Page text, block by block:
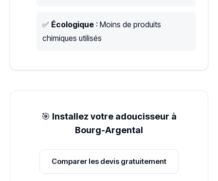
✅ Écologique : Moins de produits
chimiques utilisés
🎯 Installez votre adoucisseur à
Bourg-Argental
Comparer les devis gratuitement